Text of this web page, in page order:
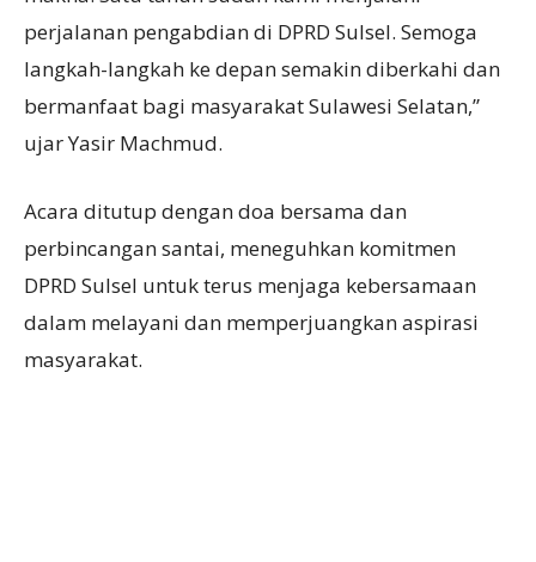
perjalanan pengabdian di DPRD Sulsel. Semoga
langkah-langkah ke depan semakin diberkahi dan
bermanfaat bagi masyarakat Sulawesi Selatan,”
ujar Yasir Machmud.
Acara ditutup dengan doa bersama dan
perbincangan santai, meneguhkan komitmen
DPRD Sulsel untuk terus menjaga kebersamaan
dalam melayani dan memperjuangkan aspirasi
masyarakat.